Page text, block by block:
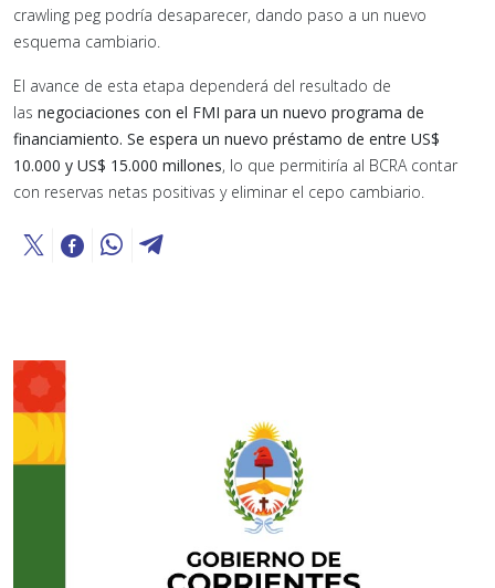
crawling peg podría desaparecer, dando paso a un nuevo
esquema cambiario.
El avance de esta etapa dependerá del resultado de
las negociaciones con el FMI para un nuevo programa de
financiamiento. Se espera un nuevo préstamo de entre US$
10.000 y US$ 15.000 millones, lo que permitiría al BCRA contar
con reservas netas positivas y eliminar el cepo cambiario.